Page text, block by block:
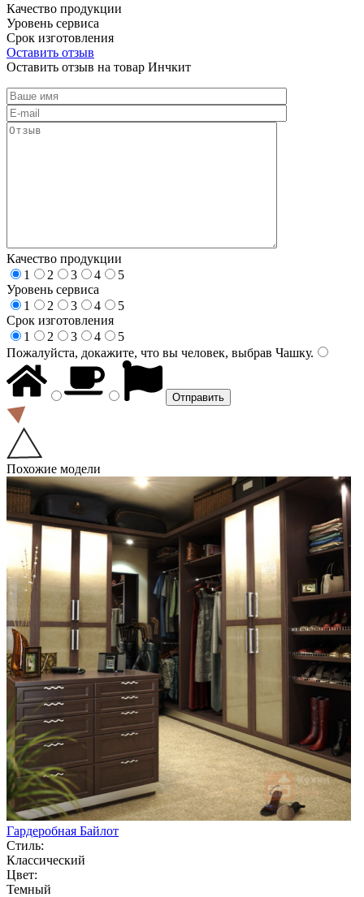
Качество продукции
Уровень сервиса
Срок изготовления
Оставить отзыв
Оставить отзыв на товар Инчкит
Качество продукции
1
2 3 4
5
Уровень сервиса
1
2 3 4
5
Срок изготовления
1
2 3 4
5
Пожалуйста, докажите, что вы человек, выбрав Чашку.
Похожие модели
Гардеробная Байлот
Стиль:
Классический
Цвет:
Темный